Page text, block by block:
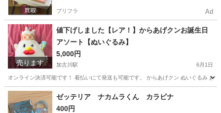
プリフラ Ad
売ります
値下げしました【レア！】からあげクンお誕生日
アソート【ぬいぐるみ】
5,000円
加古川駅 6月1日
オンライン決済可能です！ 着払いにて発送も可能です。 からあげクン ぬいぐるみ お
兵庫 加古川市 加古川駅 おもちゃ
ゼッテリア ナカムラくん カラビナ
400円